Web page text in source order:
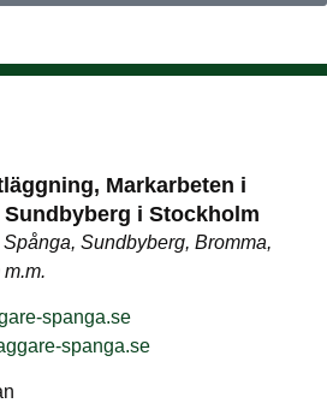
Markarbeten i
i Stockholm
Sundbyberg, Bromma,
spanga.se
spanga.se